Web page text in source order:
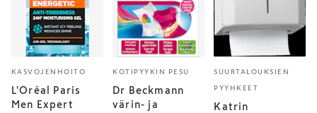
KASVOJENHOITO
L'Oréal Paris
Men Expert
KOTIPYYKIN PESU
Dr Beckmann
värin- ja
SUURTALOUKSIEN
PYYHKEET
Katrin